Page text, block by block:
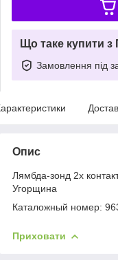
Що таке купити
Замовлення під
Опис
Лямбда-зонд 2х
Угорщина
Каталожный номер:
Приховати